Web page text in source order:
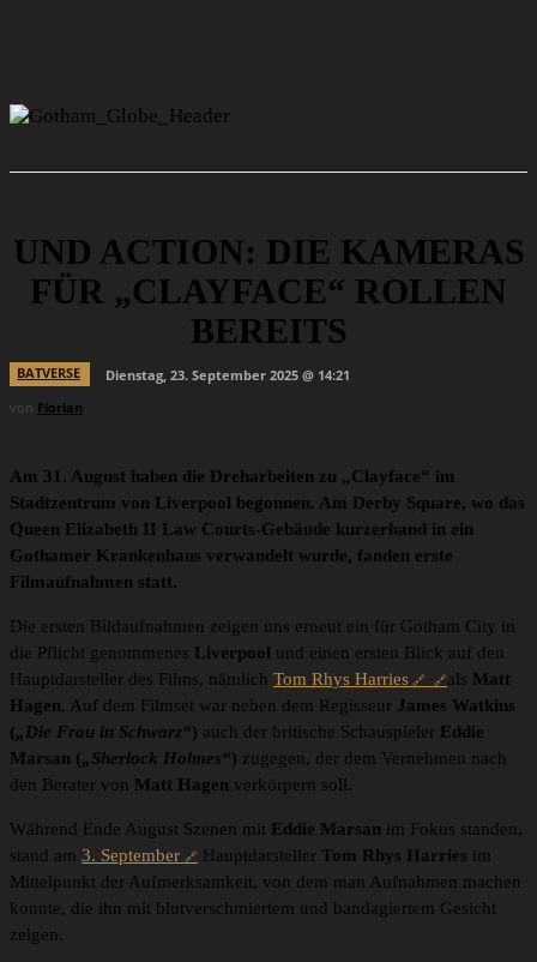
UND ACTION: DIE KAMERAS
FÜR „CLAYFACE“ ROLLEN
BEREITS
BATVERSE
Dienstag, 23. September 2025 @ 14:21
von Florian
Am 31. August haben die Dreharbeiten zu „Clayface“ im
Stadtzentrum von Liverpool begonnen. Am Derby Square, wo das
Queen Elizabeth II Law Courts-Gebäude kurzerhand in ein
Gothamer Krankenhaus verwandelt wurde, fanden erste
Filmaufnahmen statt.
Die ersten Bildaufnahmen zeigen uns erneut ein für Gotham City in
die Pflicht genommenes Liverpool und einen ersten Blick auf den
Hauptdarsteller des Films, nämlich Tom Rhys Harries als Matt
Hagen. Auf dem Filmset war neben dem Regisseur James Watkins
(„Die Frau in Schwarz“) auch der britische Schauspieler Eddie
Marsan („Sherlock Holmes“) zugegen, der dem Vernehmen nach
den Berater von Matt Hagen verkörpern soll.
Während Ende August Szenen mit Eddie Marsan im Fokus standen,
stand am 3. September Hauptdarsteller Tom Rhys Harries im
Mittelpunkt der Aufmerksamkeit, von dem man Aufnahmen machen
konnte, die ihn mit blutverschmiertem und bandagiertem Gesicht
zeigen.